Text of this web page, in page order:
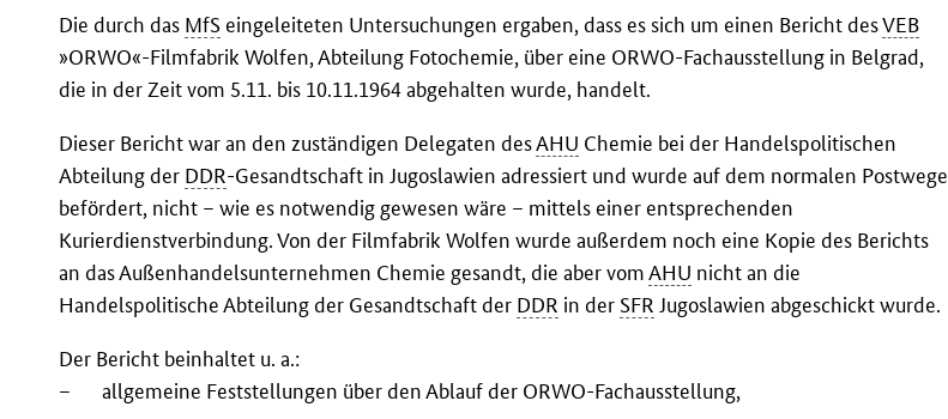
Die durch das MfS eingeleiteten Untersuchungen ergaben, dass es sich um einen Bericht desVEB
»ORWO«-Filmfabrik Wolfen, Abteilung Fotochemie, über eine ORWO-Fachausstellung in Belgrad,
die in der Zeit vom 5.11. bis 10.11.1964 abgehalten wurde, handelt.
Dieser Bericht war an den zuständigen Delegaten desAHU Chemie bei der Handelspolitischen
Abteilung der DDR-Gesandtschaft in Jugoslawien adressiert und wurde auf dem normalen Postwege
befördert, nicht – wie es notwendig gewesen wäre – mittels einer entsprechenden
Kurierdienstverbindung. Von der Filmfabrik Wolfen wurde außerdem noch eine Kopie des Berichts
an das Außenhandelsunternehmen Chemie gesandt, die aber vomAHU nicht an die
Handelspolitische Abteilung der Gesandtschaft der DDR in der SFR Jugoslawien abgeschickt wurde.
Der Bericht beinhaltet u. a.:
–
allgemeine Feststellungen über den Ablauf der ORWO-Fachausstellung,